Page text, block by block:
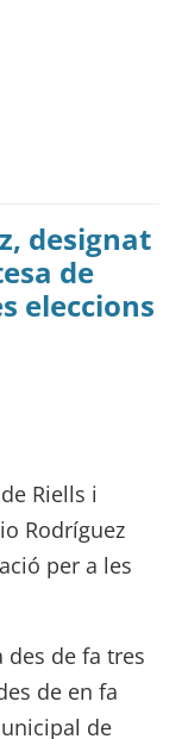
designat
de
eleccions
Riells i
Rodríguez
per a les
des de fa tres
de en fa
de